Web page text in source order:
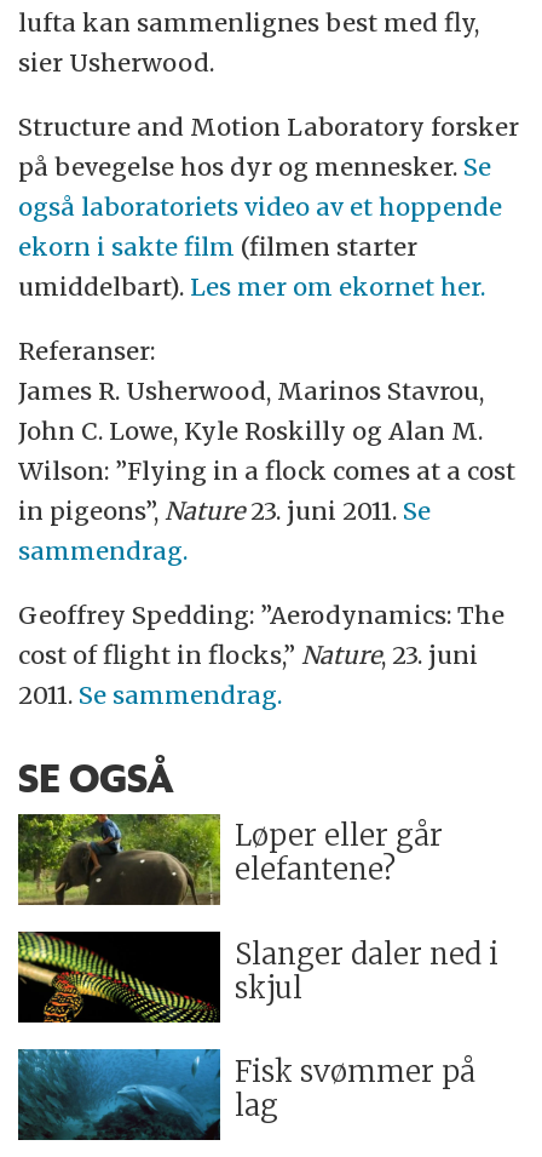
lufta kan sammenlignes best med fly,
sier Usherwood.
Structure and Motion Laboratory forsker
på bevegelse hos dyr og mennesker. Se
også laboratoriets video av et hoppende
ekorn i sakte film (filmen starter
umiddelbart). Les mer om ekornet her.
Referanser:
James R. Usherwood, Marinos Stavrou,
John C. Lowe, Kyle Roskilly og Alan M.
Wilson: ”Flying in a flock comes at a cost
in pigeons”, Nature23. juni 2011. Se
sammendrag.
Geoffrey Spedding: ”Aerodynamics: The
cost of flight in flocks,” Nature, 23. juni
2011. Se sammendrag.
SE OGSÅ
Løper eller går
elefantene?
Slanger daler ned i
skjul
Fisk svømmer på
lag